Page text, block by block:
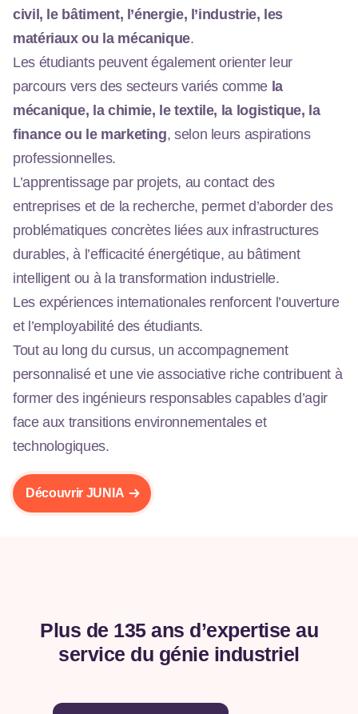
civil, le bâtiment, l’énergie, l’industrie, les
matériaux ou la mécanique.
Les étudiants peuvent également orienter leur
parcours vers des secteurs variés comme la
mécanique, la chimie, le textile, la logistique, la
finance ou le marketing, selon leurs aspirations
professionnelles.
L’apprentissage par projets, au contact des
entreprises et de la recherche, permet d’aborder des
problématiques concrètes liées aux infrastructures
durables, à l’efficacité énergétique, au bâtiment
intelligent ou à la transformation industrielle.
Les expériences internationales renforcent l’ouverture
et l’employabilité des étudiants.
Tout au long du cursus, un accompagnement
personnalisé et une vie associative riche contribuent à
former des ingénieurs responsables capables d’agir
face aux transitions environnementales et
technologiques.
Découvrir JUNIA
Plus de 135 ans d’expertise au
service du génie industriel